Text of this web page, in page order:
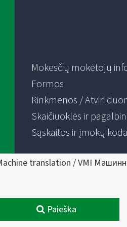
Mokesčių mokėtojų
Formos
Rinkmenos / Atviri
Skaičiuoklės ir
Sąskaitos ir įmokų
translation / VMI
Paieška